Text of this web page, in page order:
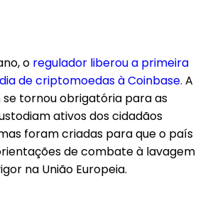
o regulador liberou a primeira
de criptomoedas à Coinbase. A
tornou obrigatória para as
ativos dos cidadãos
foram criadas para que o país
de combate à lavagem
na União Europeia.